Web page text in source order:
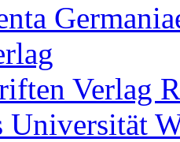
Verlag
Universität